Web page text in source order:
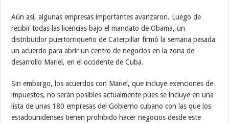
Aún así, algunas empresas importantes avanzaron. Luego de
recibir todas las licencias bajo el mandato de Obama, un
distribuidor puertorriqueño de Caterpillar firmó la semana pasada
un acuerdo para abrir un centro de negocios en la zona de
desarrollo Mariel, en el occidente de Cuba.
Sin embargo, los acuerdos con Mariel, que incluye exenciones de
impuestos, no serán posibles actualmente pues se incluye en una
lista de unas 180 empresas del Gobierno cubano con las que los
estadounidenses tienen prohibido hacer negocios desde este